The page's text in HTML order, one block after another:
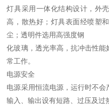
灯具采用一体化结构设计，外
高，散热好；灯具表面经喷塑
尘；透明件选用高强度钢
化玻璃，透光率高，抗冲击性
常工作。
电源安全
电源采用恒流电源，运行时不
输入、输出设有短路、过压及过